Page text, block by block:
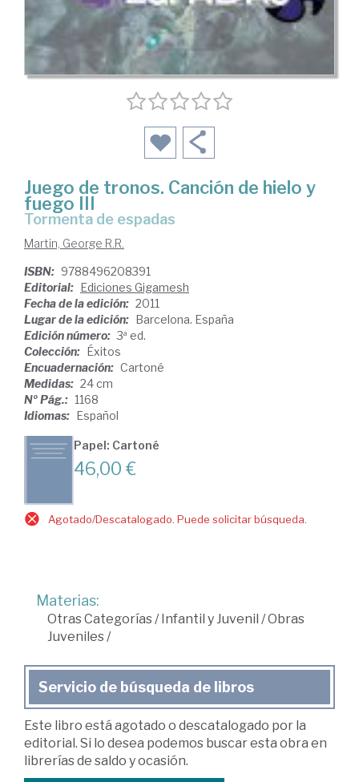
Juego de tronos. Canción de hielo y
fuego III
Tormenta de espadas
Martin, George R.R.
ISBN: 9788496208391
Editorial: Ediciones Gigamesh
Fecha de la edición: 2011
Lugar de la edición: Barcelona. España
Edición número: 3ª ed.
Colección: Éxitos
Encuadernación: Cartoné
Medidas: 24 cm
Nº Pág.: 1168
Idiomas: Español
Papel: Cartoné
46,00 €
Agotado/Descatalogado. Puede solicitar búsqueda.
Materias:
Otras Categorías/Infantil y Juvenil /Obras
Juveniles/
Servicio de búsqueda de libros
Este libro está agotado o descatalogado por la
editorial. Si lo desea podemos buscar esta obra en
librerías de saldo y ocasión.